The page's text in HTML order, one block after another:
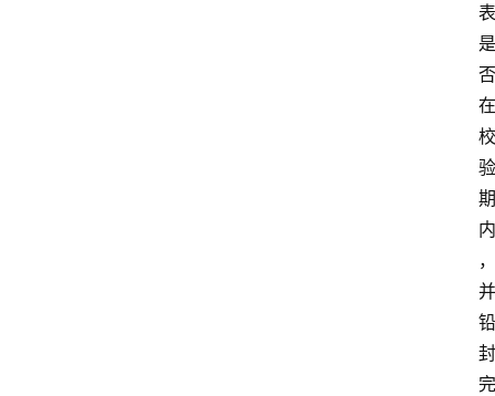
表
是
否
在
校
验
期
内
，
并
铅
封
完